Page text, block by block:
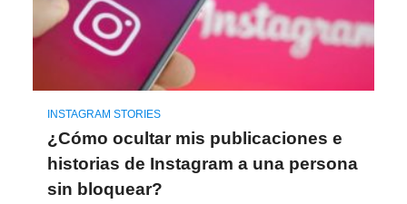
INSTAGRAM STORIES
¿Cómo ocultar mis publicaciones e
historias de Instagram a una persona
sin bloquear?